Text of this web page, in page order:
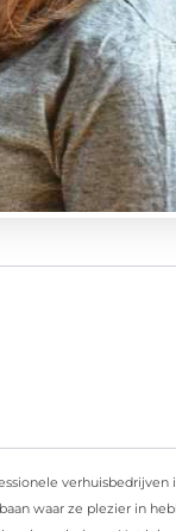
verhuisbedrijven
waar ze plezier in